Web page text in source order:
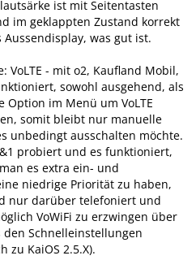
ist mit Seitentasten
im geklappten Zustand korrekt
was gut ist.
VoLTE - mit o2, Kaufland Mobil,
sowohl ausgehend, als
Option im Menü um VoLTE
somit bleibt nur manuelle
unbedingt ausschalten möchte.
probiert und es funktioniert,
es extra ein- und
niedrige Priorität zu haben,
nur darüber telefoniert und
VoWiFi zu erzwingen über
Schnelleinstellungen
zu KaiOS 2.5.X).